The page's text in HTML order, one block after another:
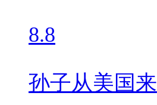
8.8
孙子从美国来